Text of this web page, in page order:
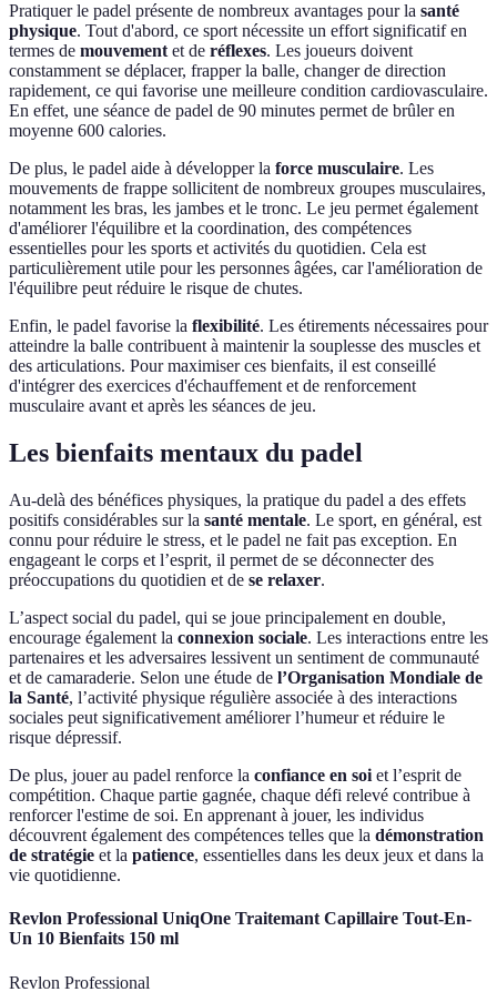
Pratiquer le padel présente de nombreux avantages pour la santé
physique. Tout d'abord, ce sport nécessite un effort significatif en
termes de mouvement et de réflexes. Les joueurs doivent
constamment se déplacer, frapper la balle, changer de direction
rapidement, ce qui favorise une meilleure condition cardiovasculaire.
En effet, une séance de padel de 90 minutes permet de brûler en
moyenne 600 calories.
De plus, le padel aide à développer la force musculaire. Les
mouvements de frappe sollicitent de nombreux groupes musculaires,
notamment les bras, les jambes et le tronc. Le jeu permet également
d'améliorer l'équilibre et la coordination, des compétences
essentielles pour les sports et activités du quotidien. Cela est
particulièrement utile pour les personnes âgées, car l'amélioration de
l'équilibre peut réduire le risque de chutes.
Enfin, le padel favorise la flexibilité. Les étirements nécessaires pour
atteindre la balle contribuent à maintenir la souplesse des muscles et
des articulations. Pour maximiser ces bienfaits, il est conseillé
d'intégrer des exercices d'échauffement et de renforcement
musculaire avant et après les séances de jeu.
Les bienfaits mentaux du padel
Au-delà des bénéfices physiques, la pratique du padel a des effets
positifs considérables sur la santé mentale. Le sport, en général, est
connu pour réduire le stress, et le padel ne fait pas exception. En
engageant le corps et l’esprit, il permet de se déconnecter des
préoccupations du quotidien et de se relaxer.
L’aspect social du padel, qui se joue principalement en double,
encourage également la connexion sociale. Les interactions entre les
partenaires et les adversaires lessivent un sentiment de communauté
et de camaraderie. Selon une étude de l’Organisation Mondiale de
la Santé, l’activité physique régulière associée à des interactions
sociales peut significativement améliorer l’humeur et réduire le
risque dépressif.
De plus, jouer au padel renforce la confiance en soi et l’esprit de
compétition. Chaque partie gagnée, chaque défi relevé contribue à
renforcer l'estime de soi. En apprenant à jouer, les individus
découvrent également des compétences telles que la démonstration
de stratégie et la patience, essentielles dans les deux jeux et dans la
vie quotidienne.
Revlon Professional UniqOne Traitemant Capillaire Tout-En-
Un 10 Bienfaits 150 ml
Revlon Professional